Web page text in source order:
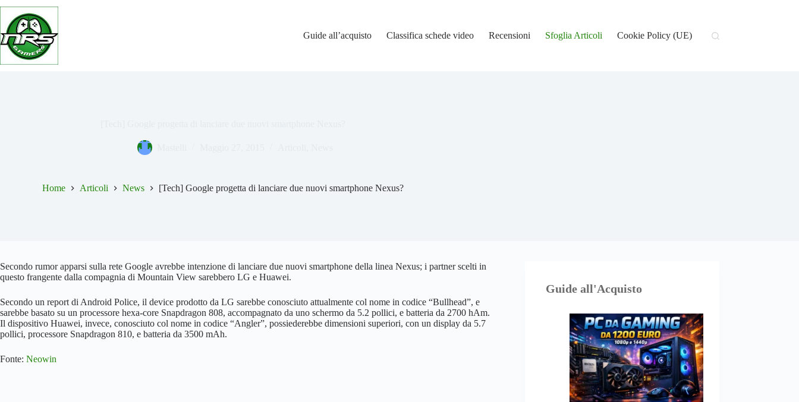
Salta
contenuto
Guide all’acquisto
Classifica schede video Recensioni Sfoglia Articoli Cookie Policy (UE)
Home Articoli News [Tech] Google progetta di lanciare due nuovi smartphone Nexus?
Secondo rumor apparsi sulla rete Google avrebbe intenzione di lanciare due nuovi smartphone della linea Nexus; i partner scelti in
questo frangente dalla compagnia di Mountain View sarebbero LG e Huawei.
Secondo un report di Android Police, il device prodotto da LG sarebbe conosciuto attualmente col nome in codice “Bullhead”, e
sarebbe basato su un processore hexa-core Snapdragon 808, accompagnato da uno schermo da 5.2 pollici, e batteria da 2700 hAm.
Il dispositivo Huawei, invece, conosciuto col nome in codice “Angler”, possiederebbe dimensioni superiori, con un display da 5.7
pollici, processore Snapdragon 810, e batteria da 3500 mAh.
Fonte: Neowin
Guide all'Acquisto